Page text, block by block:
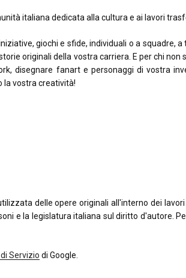
italiana dedicata alla cultura e ai lavori
giochi e sfide, individuali o a squadre,
originali della vostra carriera. E per chi
disegnare fanart e personaggi di vostra
la vostra creatività!
delle opere originali all'interno dei
e la legislatura italiana sul diritto d'autore.
Servizio di Google.